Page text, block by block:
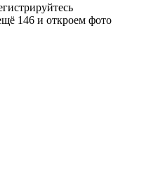
146 и откроем фото